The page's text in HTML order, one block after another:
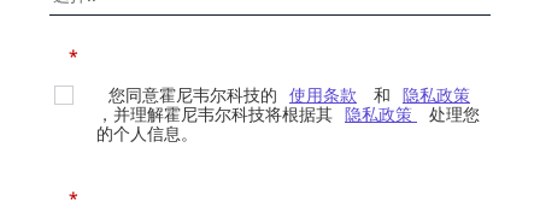
*
您同意霍尼韦尔科技的 使用条款 和 隐私政策
，并理解霍尼韦尔科技将根据其 隐私政策
处理您
的个人信息。
*